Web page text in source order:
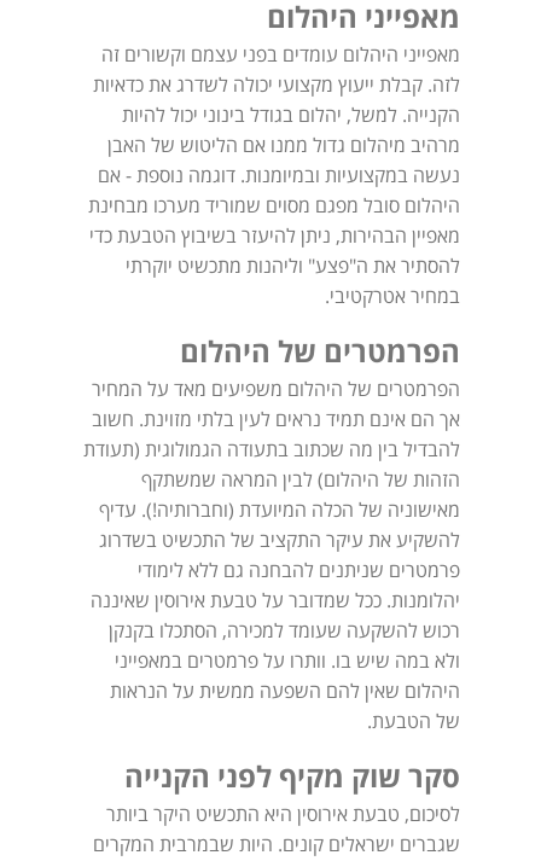
מאפייני היהלום
מאפייני היהלום עומדים בפני עצמם וקשורים זה
לזה. קבלת ייעוץ מקצועי יכולה לשדרג את כדאיות
הקנייה. למשל, יהלום בגודל בינוני יכול להיות
מרהיב מיהלום גדול ממנו אם הליטוש של האבן
נעשה במקצועיות ובמיומנות. דוגמה נוספת - אם
היהלום סובל מפגם מסוים שמוריד מערכו מבחינת
מאפיין הבהירות, ניתן להיעזר בשיבוץ הטבעת כדי
להסתיר את ה"פצע" וליהנות מתכשיט יוקרתי
במחיר אטרקטיבי.
הפרמטרים של היהלום
הפרמטרים של היהלום משפיעים מאד על המחיר
אך הם אינם תמיד נראים לעין בלתי מזוינת. חשוב
להבדיל בין מה שכתוב בתעודה הגמולוגית (תעודת
הזהות של היהלום) לבין המראה שמשתקף
מאישוניה של הכלה המיועדת (וחברותיה!). עדיף
להשקיע את עיקר התקציב של התכשיט בשדרוג
פרמטרים שניתנים להבחנה גם ללא לימודי
יהלומנות. ככל שמדובר על טבעת אירוסין שאיננה
רכוש להשקעה שעומד למכירה, הסתכלו בקנקן
ולא במה שיש בו. וותרו על פרמטרים במאפייני
היהלום שאין להם השפעה ממשית על הנראות
של הטבעת.
סקר שוק מקיף לפני הקנייה
לסיכום, טבעת אירוסין היא התכשיט היקר ביותר
שגברים ישראלים קונים. היות שבמרבית המקרים